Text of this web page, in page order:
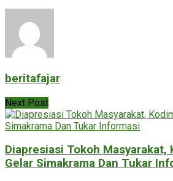
beritafajar
Next Post
Diapresiasi Tokoh Masyarakat,
Gelar Simakrama Dan Tukar